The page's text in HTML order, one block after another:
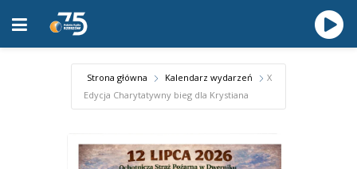
Strona główna Kalendarz wydarzeń
X
Edycja Charytatywny bieg dla Krystiana